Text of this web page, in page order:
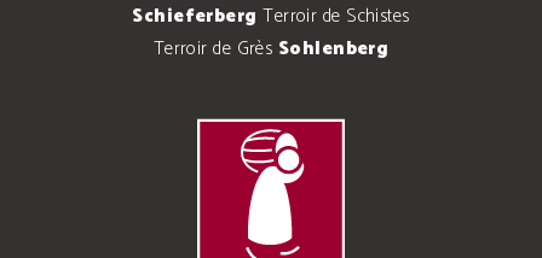
Schieferberg Terroir de Schistes
Terroir de Grès Sohlenberg